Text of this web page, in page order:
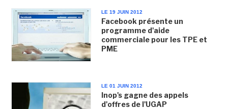
LE 19 JUIN 2012
Facebook présente un
programme d'aide
commerciale pour les TPE et
PME
LE 01 JUIN 2012
Inop's gagne des appels
d'offres de l'UGAP